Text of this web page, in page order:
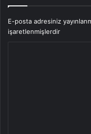
E-posta adresiniz
işaretlenmişlerdir